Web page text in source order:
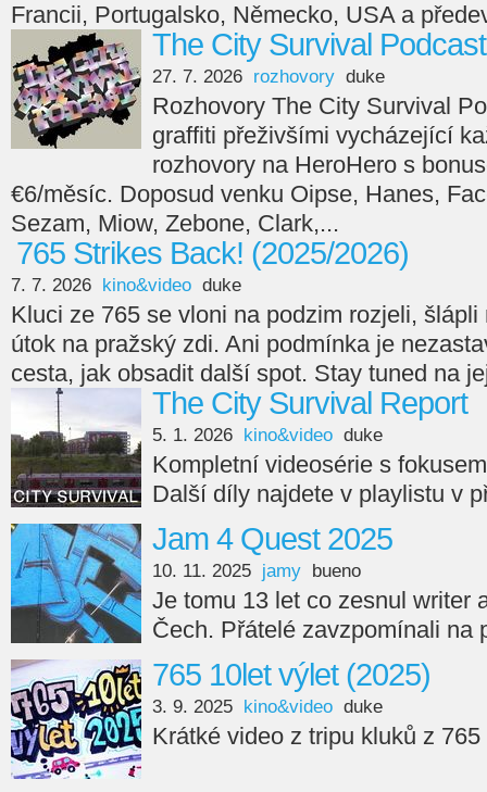
Francii, Portugalsko, Německo, USA a
The City Survival Podcast
27. 7. 2026 rozhovory duke
Rozhovory The City Survival
graffiti přeživšími vycházející
rozhovory na HeroHero s
€6/měsíc. Doposud venku Oipse, Hanes,
Sezam, Miow, Zebone, Clark,...
765 Strikes Back! (2025/2026)
7. 7. 2026 kino&video duke
Kluci ze 765 se vloni na podzim rozjeli,
útok na pražský zdi. Ani podmínka je
cesta, jak obsadit další spot. Stay tuned na
The City Survival Report
5. 1. 2026 kino&video duke
Kompletní videosérie s
Další díly najdete v playlistu v
Jam 4 Quest 2025
10. 11. 2025 jamy bueno
Je tomu 13 let co zesnul writer
Čech. Přátelé zavzpomínali na
765 10let výlet (2025)
3. 9. 2025 kino&video duke
Krátké video z tripu kluků z